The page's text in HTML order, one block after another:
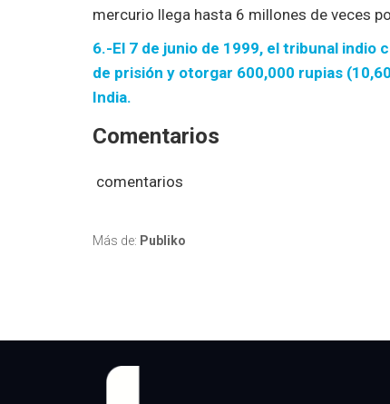
mercurio llega hasta 6 millones de veces
6.-El 7 de junio de 1999, el tribunal indio
de prisión y otorgar 600,000 rupias
India.
Comentarios
comentarios
Más de: Publiko